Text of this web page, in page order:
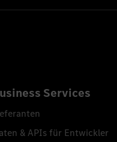
Services
& APIs für Entwickler